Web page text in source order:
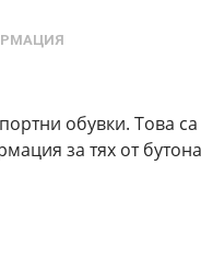
обувки. Това
за тях от